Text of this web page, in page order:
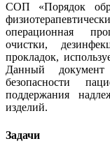
СОП «Порядок
операционная
очистки,
прокладок,
Данный
безопасности
поддержания
изделий.
Задачи